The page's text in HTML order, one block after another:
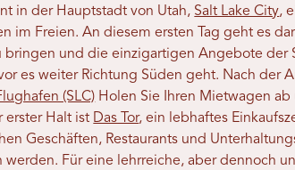
in der Hauptstadt von Utah, Salt Lake City,
im Freien. An diesem ersten Tag geht es
bringen und die einzigartigen Angebote der
es weiter Richtung Süden geht. Nach der
(SLC) Holen Sie Ihren Mietwagen
erster Halt ist Das Tor, ein lebhaftes
Geschäften, Restaurants und
werden. Für eine lehrreiche, aber dennoch